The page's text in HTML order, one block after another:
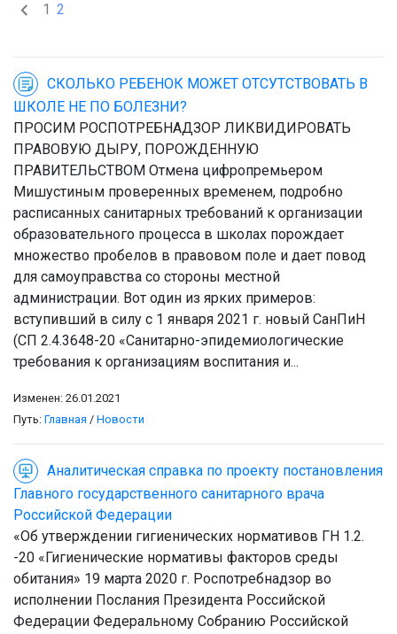
1 2
СКОЛЬКО РЕБЕНОК МОЖЕТ ОТСУТСТВОВАТЬ В
ШКОЛЕ НЕ ПО БОЛЕЗНИ?
ПРОСИМ РОСПОТРЕБНАДЗОР ЛИКВИДИРОВАТЬ
ПРАВОВУЮ ДЫРУ, ПОРОЖДЕННУЮ
ПРАВИТЕЛЬСТВОМ Отмена цифропремьером
Мишустиным проверенных временем, подробно
расписанных санитарных требований к организации
образовательного процесса в школах порождает
множество пробелов в правовом поле и дает повод
для самоуправства со стороны местной
администрации. Вот один из ярких примеров:
вступивший в силу с 1 января 2021 г. новый СанПиН
(СП 2.4.3648-20 «Санитарно-эпидемиологические
требования к организациям воспитания и...
Изменен: 26.01.2021
Путь: Главная / Новости
Аналитическая справка по проекту постановления
Главного государственного санитарного врача
Российской Федерации
«Об утверждении гигиенических нормативов ГН 1.2.
-20 «Гигиенические нормативы факторов среды
обитания» 19 марта 2020 г. Роспотребнадзор во
исполнении Послания Президента Российской
Федерации Федеральному Собранию Российской